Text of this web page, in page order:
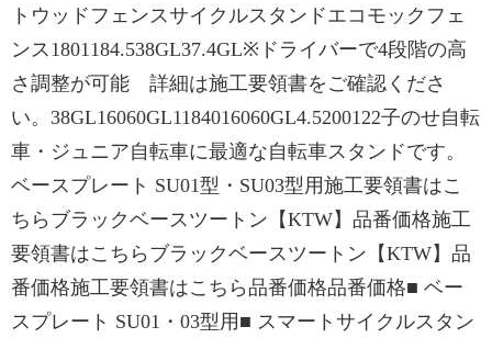
トウッドフェンスサイクルスタンドエコモックフェ
ンス1801184.538GL37.4GL※ドライバーで4段階の高
さ調整が可能 詳細は施工要領書をご確認くださ
い。38GL16060GL1184016060GL4.5200122子のせ自転
車・ジュニア自転車に最適な自転車スタンドです。
ベースプレート SU01型・SU03型用施工要領書はこ
ちらブラックベースツートン【KTW】品番価格施工
要領書はこちらブラックベースツートン【KTW】品
番価格施工要領書はこちら品番価格品番価格■ ベー
スプレート SU01・03型用■ スマートサイクルスタン